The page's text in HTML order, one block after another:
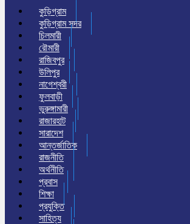
কুড়িগ্রাম
কুড়িগ্রাম সদর
চিলমারী
রৌমারী
রাজিবপুর
উলিপুর
নাগেশ্বরী
ফুলবাড়ী
ভুরুঙ্গামারী
রাজারহাট
সারাদেশ
আন্তর্জাতিক
রাজনীতি
অর্থনীতি
প্রবাস
শিক্ষা
প্রযুক্তি
সাহিত্য